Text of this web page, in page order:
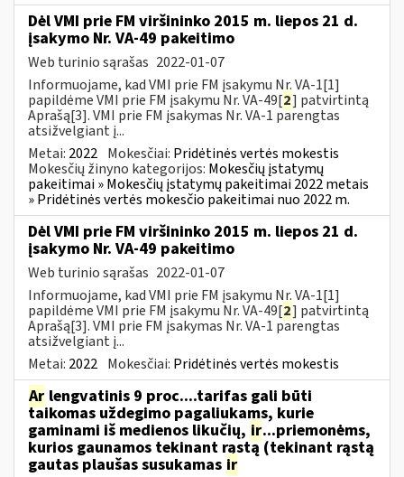
Dėl VMI prie FM viršininko 2015 m. liepos 21 d.
įsakymo Nr. VA-49 pakeitimo
Web turinio sąrašas 2022-01-07
Informuojame, kad VMI prie FM įsakymu Nr. VA-1[1]
papildėme VMI prie FM įsakymu Nr. VA-49[2] patvirtintą
Aprašą[3]. VMI prie FM įsakymas Nr. VA-1 parengtas
atsižvelgiant į...
Metai: 2022 Mokesčiai: Pridėtinės vertės mokestis
Mokesčių žinyno kategorijos: Mokesčių įstatymų
pakeitimai » Mokesčių įstatymų pakeitimai 2022 metais
» Pridėtinės vertės mokesčio pakeitimai nuo 2022 m.
Dėl VMI prie FM viršininko 2015 m. liepos 21 d.
įsakymo Nr. VA-49 pakeitimo
Web turinio sąrašas 2022-01-07
Informuojame, kad VMI prie FM įsakymu Nr. VA-1[1]
papildėme VMI prie FM įsakymu Nr. VA-49[2] patvirtintą
Aprašą[3]. VMI prie FM įsakymas Nr. VA-1 parengtas
atsižvelgiant į...
Metai: 2022 Mokesčiai: Pridėtinės vertės mokestis
Ar lengvatinis 9 proc....tarifas gali būti
taikomas uždegimo pagaliukams, kurie
gaminami iš medienos likučių, ir...priemonėms,
kurios gaunamos tekinant rąstą (tekinant rąstą
gautas plaušas susukamas ir